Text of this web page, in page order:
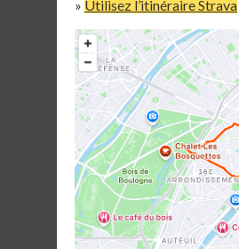
» Utilisez l’itinéraire Strava